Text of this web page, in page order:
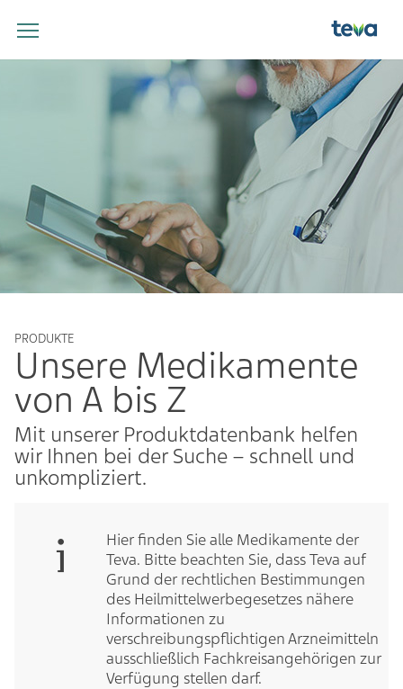
PRODUKTE
Unsere Medikamente
von A bis Z
Mit unserer Produktdatenbank helfen
wir Ihnen bei der Suche – schnell und
unkompliziert.
Hier finden Sie alle Medikamente der
Teva. Bitte beachten Sie, dass Teva auf
Grund der rechtlichen Bestimmungen
des Heilmittelwerbegesetzes nähere
Informationen zu
verschreibungspflichtigen Arzneimitteln
ausschließlich Fachkreisangehörigen zur
Verfügung stellen darf.